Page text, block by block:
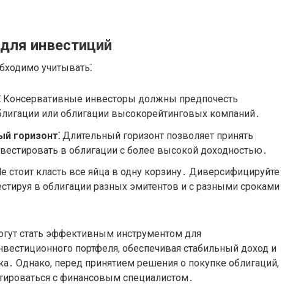
инвестиций
учитывать⁚
Консервативные инвесторы должны предпочесть
или облигации высокорейтинговых компаний․
горизонт⁚ Длительный горизонт позволяет принять
в облигации с более высокой доходностью․
стоит класть все яйца в одну корзину․ Диверсифицируйте
в облигации разных эмитентов и с разными сроками
стать эффективным инструментом для
портфеля, обеспечивая стабильный доход и
Однако, перед принятием решения о покупке облигаций,
с финансовым специалистом․